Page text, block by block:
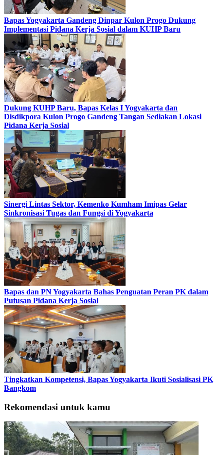
Bapas Yogyakarta Gandeng Dinpar Kulon Progo Dukung
Implementasi Pidana Kerja Sosial dalam KUHP Baru
Dukung KUHP Baru, Bapas Kelas I Yogyakarta dan
Disdikpora Kulon Progo Gandeng Tangan Sediakan Lokasi
Pidana Kerja Sosial
Sinergi Lintas Sektor, Kemenko Kumham Imipas Gelar
Sinkronisasi Tugas dan Fungsi di Yogyakarta
Bapas dan PN Yogyakarta Bahas Penguatan Peran PK dalam
Putusan Pidana Kerja Sosial
Tingkatkan Kompetensi, Bapas Yogyakarta Ikuti Sosialisasi PK
Bangkom
Rekomendasi untuk kamu